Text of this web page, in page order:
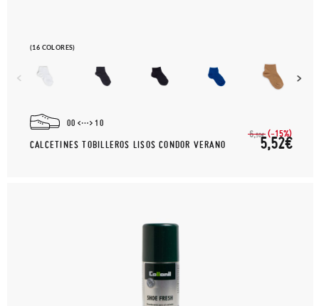
(16 COLORES)
00 10
CALCETINES TOBILLEROS LISOS CONDOR VERANO
6,50€ (-15%)
5,52€